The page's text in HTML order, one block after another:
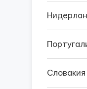
Словакия